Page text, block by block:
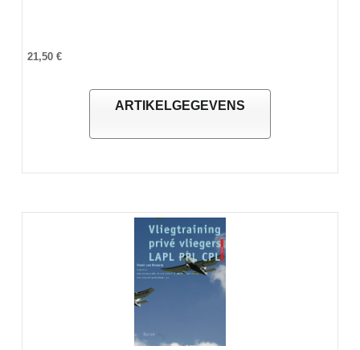
21,50 €
ARTIKELGEGEVENS